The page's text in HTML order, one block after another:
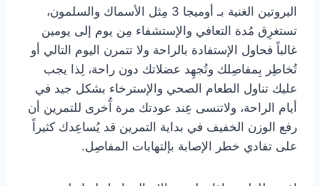
البروتين الغنية بـ أوميجا 3 مِثل الأسماك والسلمون،
تستغرِق مُدة التعافي والإستشفاء مِن يوم إلى يومين
غالباً فحاول الإستفادة بالراحة ولا تتمرن اليوم التالي أو
تُخاطِر بِمفاصِلك وتُجهِد عضلاتك دون راحة، لِذا يجب
عليك تناول الطعام الصحي والإسترخاء بشكل جيد في
أيام الراحة، ولاتنسى عِند عودتك مرة آُخرى للتمرين أن
رفع الوزن الخفيف في بداية التمرين قد يُساعِدك كثيراً
على تفادي خطر الإصابة بإلتهابات المفاصِل.